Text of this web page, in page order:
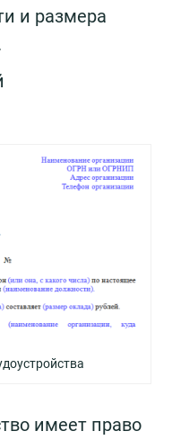
и размера
имеет право